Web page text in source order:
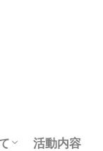
活動内容